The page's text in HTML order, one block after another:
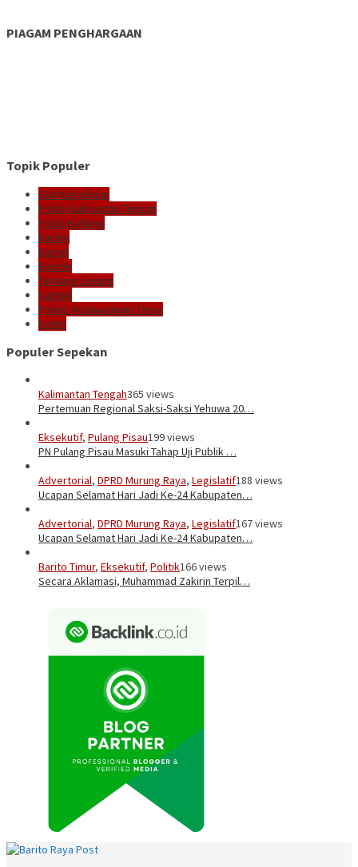
PIAGAM PENGHARGAAN
Topik Populer
Giat Kepolisian
Polda Kalimantan Tengah
Polda Kalteng
Bartim
Barsel
Buntok
Tamiang Layang
Sampit
Polres Kotawaringin Timur
Kotim
Populer Sepekan
Kalimantan Tengah365 views
Pertemuan Regional Saksi-Saksi Yehuwa 20…
Eksekutif, Pulang Pisau199 views
PN Pulang Pisau Masuki Tahap Uji Publik …
Advertorial, DPRD Murung Raya, Legislatif188 views
Ucapan Selamat Hari Jadi Ke-24 Kabupaten…
Advertorial, DPRD Murung Raya, Legislatif167 views
Ucapan Selamat Hari Jadi Ke-24 Kabupaten…
Barito Timur, Eksekutif, Politik166 views
Secara Aklamasi, Muhammad Zakirin Terpil…